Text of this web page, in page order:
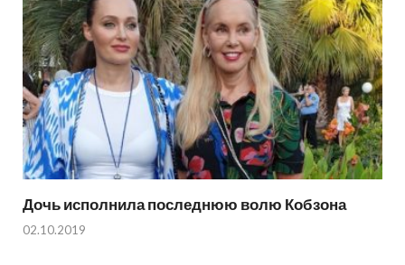
Дочь исполнила последнюю волю Кобзона
02.10.2019